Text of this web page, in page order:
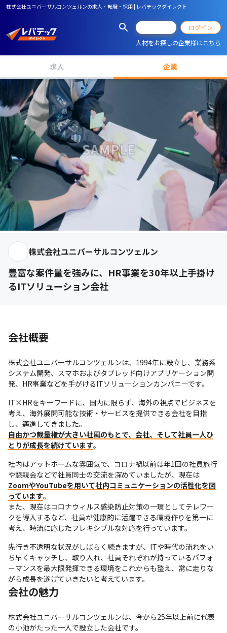
株式会社ユニバーサルコンツェルンの求人・転職・採用 | レバテックダイレクト
ログイン
人材をお探しの企業様はこちら
求人 企業
株式会社ユニバーサルコンツェルン
豊富な案件量を強みに、HR事業を30年以上手掛け
るITソリューション会社
会社概要
株式会社ユニバーサルコンツェルンは、1994年に設立し、業務系
システム開発、スマホおよびタブレッド向けアプリケーション開
発、HR事業などを手がけるITソリューションカンパニーです。
IT×HRをキーワードに、国内に限らず、海外の視点でビジネスを
考え、海外展開可能な技術・サービスを提供できる会社を目指
自由かつ裁量権が大きい社風のもとで、会社、そして社員一人ひ
とりが成長を続けています。
社内はアットホームな雰囲気で、コロナ禍以前は年1回の社員旅行
や懇親会などで社員同士の交流を深めていましたが、現在は
ZoomやYouTubeを用いて社内コミュニケーションの活性化を図
っています。
また、現在はコロナウィルス感染防止対策の一環としてテレワー
クを導入するなど、社員が健康的に活躍できる環境作りを第一に
考え、時流に応じたフレキシブルな対応を行っています。
先行き不透明な状況がしばらく続きますが、ITや時代の流れをい
ち早くキャッチし、取り入れ、社員それぞれが持っているパフォ
ーマンスを最大限発揮できる環境をこれからも整え、常に走りな
がら成長を遂げていきたいと考えています。
会社の魅力
株式会社ユニバーサルコンツェルンは、今から25年以上前に代表
の小池がたった一人で設立した会社です。